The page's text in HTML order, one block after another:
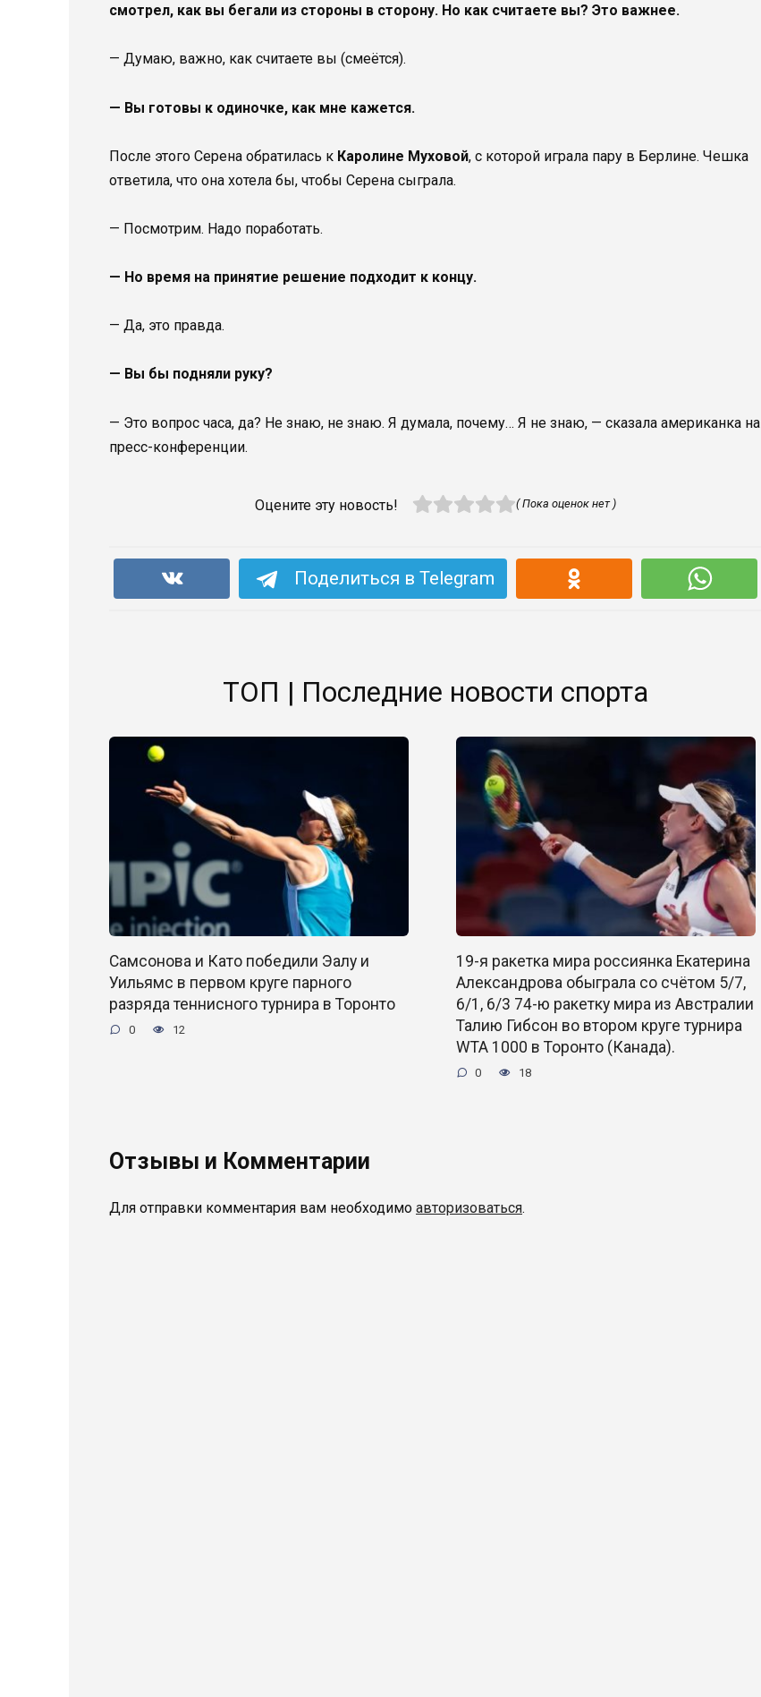
смотрел, как вы бегали из стороны в сторону. Но как считаете вы? Это важнее.
— Думаю, важно, как считаете вы (смеётся).
— Вы готовы к одиночке, как мне кажется.
После этого Серена обратилась к Каролине Муховой, с которой играла пару в Берлине. Чешка
ответила, что она хотела бы, чтобы Серена сыграла.
— Посмотрим. Надо поработать.
— Но время на принятие решение подходит к концу.
— Да, это правда.
— Вы бы подняли руку?
— Это вопрос часа, да? Не знаю, не знаю. Я думала, почему… Я не знаю, — сказала американка на
пресс-конференции.
Оцените эту новость! ( Пока оценок нет )
Поделиться в Telegram
ТОП | Последние новости спорта
Самсонова и Като победили Эалу и
Уильямс в первом круге парного
разряда теннисного турнира в Торонто
0 12
19-я ракетка мира россиянка Екатерина
Александрова обыграла со счётом 5/7,
6/1, 6/3 74-ю ракетку мира из Австралии
Талию Гибсон во втором круге турнира
WTA 1000 в Торонто (Канада).
0 18
Отзывы и Комментарии
Для отправки комментария вам необходимо авторизоваться.